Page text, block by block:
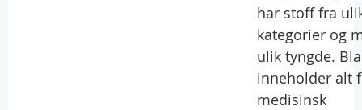
har stoff fra
kategorier og
ulik tyngde.
inneholder alt
medisinsk